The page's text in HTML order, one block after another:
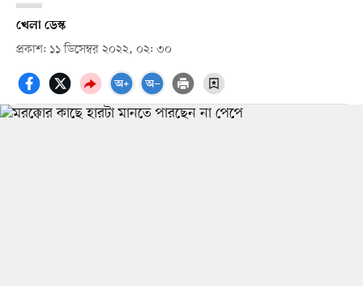
খেলা ডেস্ক
প্রকাশ: ১১ ডিসেম্বর ২০২২, ০২: ৩০